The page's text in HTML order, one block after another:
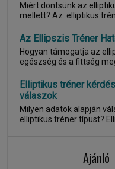
Miért döntsünk az
mellett? Az elliptikus tréner , magában
Az Ellipszis Tréner
Hogyan támogatja az
egészség és a fittség
Elliptikus tréner
válaszok
Milyen adatok alapján
elliptikus tréner típust? Elliptikus tréner
Ajánló